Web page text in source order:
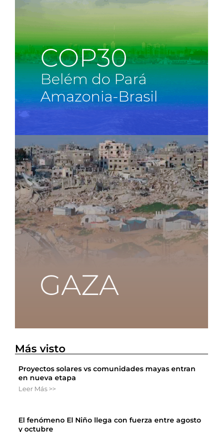
Más visto
Proyectos solares vs comunidades mayas entran
en nueva etapa
Leer Más >>
El fenómeno El Niño llega con fuerza entre agosto
y octubre